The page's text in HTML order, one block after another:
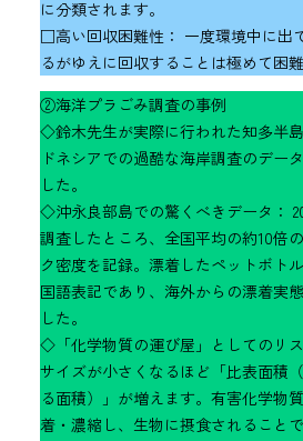
に分類されます。
□高い回収困難性： 一度環境中に出
るがゆえに回収することは極めて困難
②海洋プラごみ調査の事例
◇鈴木先生が実際に行われた知多半
ドネシアでの過酷な海岸調査のデー
した。
◇沖永良部島での驚くべきデータ：
調査したところ、全国平均の約10倍
ク密度を記録。漂着したペットボト
国語表記であり、海外からの漂着実
した。
◇「化学物質の運び屋」としてのリ
サイズが小さくなるほど「比表面積
る面積）」が増えます。有害化学物
着・濃縮し、生物に摂食されること